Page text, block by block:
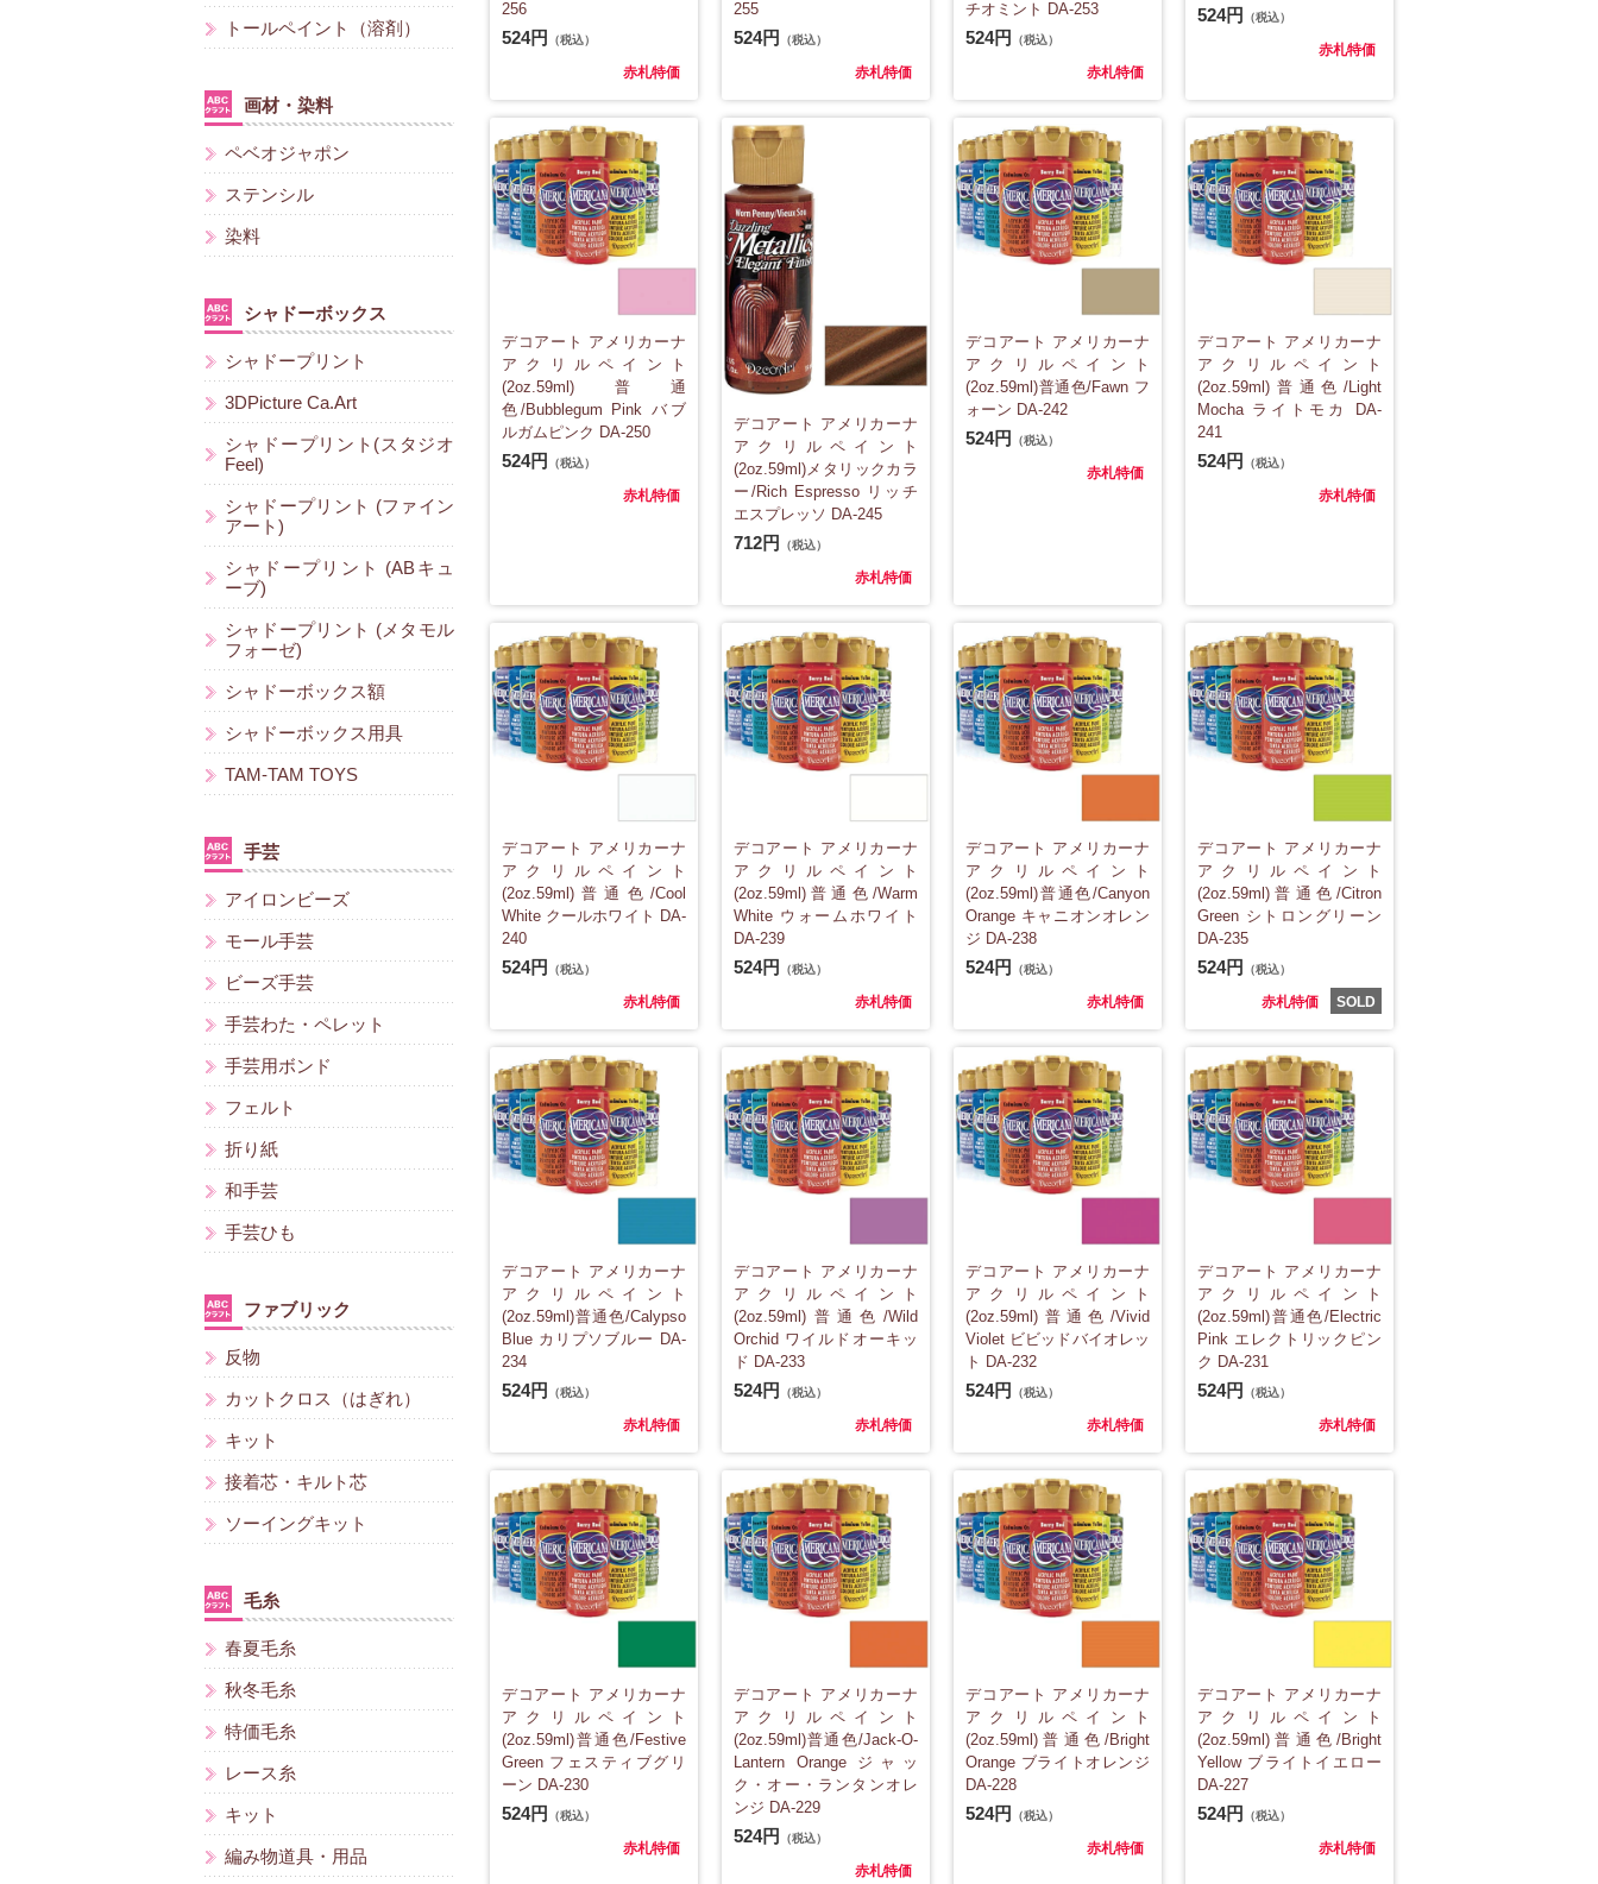
256
524円 （税込）
赤札特価
255
524円 （税込）
赤札特価
チオミント DA-253
524円 （税込）
赤札特価
524円 （税込）
赤札特価
デコアート アメリカーナ
アクリルペイント
(2oz.59ml)普通
色/Bubblegum Pink バブ
ルガムピンク DA-250
524円 （税込）
赤札特価
デコアート アメリカーナ
アクリルペイント
(2oz.59ml)メタリックカラ
ー/Rich Espresso リッチ
エスプレッソ DA-245
712円 （税込）
赤札特価
デコアート アメリカーナ
アクリルペイント
(2oz.59ml)普通色/Fawn フ
ォーン DA-242
524円 （税込）
赤札特価
デコアート アメリカーナ
アクリルペイント
(2oz.59ml)普通色/Light
Mocha ライトモカ DA-
241
524円 （税込）
赤札特価
デコアート アメリカーナ
アクリルペイント
(2oz.59ml)普通色/Cool
White クールホワイト DA-
240
524円 （税込）
赤札特価
デコアート アメリカーナ
アクリルペイント
(2oz.59ml)普通色/Warm
White ウォームホワイト
DA-239
524円 （税込）
赤札特価
デコアート アメリカーナ
アクリルペイント
(2oz.59ml)普通色/Canyon
Orange キャニオンオレン
ジ DA-238
524円 （税込）
赤札特価
デコアート アメリカーナ
アクリルペイント
(2oz.59ml)普通色/Citron
Green シトロングリーン
DA-235
524円 （税込）
赤札特価 SOLD
デコアート アメリカーナ
アクリルペイント
(2oz.59ml)普通色/Calypso
Blue カリプソブルー DA-
234
524円 （税込）
赤札特価
デコアート アメリカーナ
アクリルペイント
(2oz.59ml)普通色/Wild
Orchid ワイルドオーキッ
ド DA-233
524円 （税込）
赤札特価
デコアート アメリカーナ
アクリルペイント
(2oz.59ml)普通色/Vivid
Violet ビビッドバイオレッ
ト DA-232
524円 （税込）
赤札特価
デコアート アメリカーナ
アクリルペイント
(2oz.59ml)普通色/Electric
Pink エレクトリックピン
ク DA-231
524円 （税込）
赤札特価
デコアート アメリカーナ
アクリルペイント
(2oz.59ml)普通色/Festive
Green フェスティブグリ
ーン DA-230
524円 （税込）
赤札特価
デコアート アメリカーナ
アクリルペイント
(2oz.59ml)普通色/Jack-O-
Lantern Orange ジャッ
ク・オー・ランタンオレ
ンジ DA-229
524円 （税込）
赤札特価
デコアート アメリカーナ
アクリルペイント
(2oz.59ml)普通色/Bright
Orange ブライトオレンジ
DA-228
524円 （税込）
赤札特価
デコアート アメリカーナ
アクリルペイント
(2oz.59ml)普通色/Bright
Yellow ブライトイエロー
DA-227
524円 （税込）
赤札特価
トールペイント（溶剤）
画材・染料
ペベオジャポン
ステンシル
染料
シャドーボックス
シャドープリント
3DPicture Ca.Art
シャドープリント(スタジオ
Feel)
シャドープリント (ファイン
アート)
シャドープリント (ABキュ
ーブ)
シャドープリント (メタモル
フォーゼ)
シャドーボックス額
シャドーボックス用具
TAM-TAM TOYS
手芸
アイロンビーズ
モール手芸
ビーズ手芸
手芸わた・ペレット
手芸用ボンド
フェルト
折り紙
和手芸
手芸ひも
ファブリック
反物
カットクロス（はぎれ）
キット
接着芯・キルト芯
ソーイングキット
毛糸
春夏毛糸
秋冬毛糸
特価毛糸
レース糸
キット
編み物道具・用品